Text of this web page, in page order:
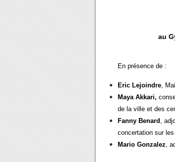
au
En présence de :
Eric Lejoindre,
Maya Akkari,
de la ville et des
Fanny Benard ,
concertation sur
Mario Gonzalez,